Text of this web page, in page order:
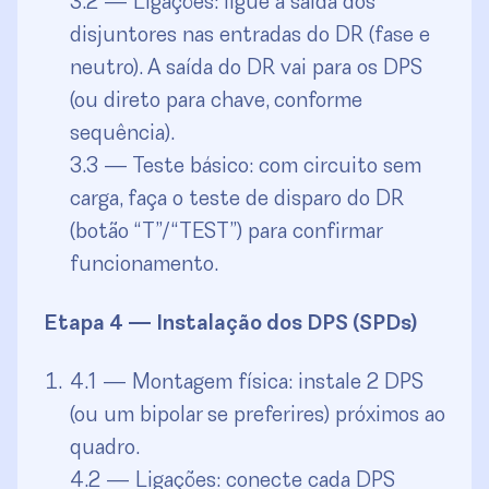
disjuntores nas entradas do DR (fase e
neutro). A saída do DR vai para os DPS
(ou direto para chave, conforme
sequência).
3.3 — Teste básico: com circuito sem
carga, faça o teste de disparo do DR
(botão “T”/“TEST”) para confirmar
funcionamento.
Etapa 4 — Instalação dos DPS (SPDs)
4.1 — Montagem física: instale 2 DPS
(ou um bipolar se preferires) próximos ao
quadro.
4.2 — Ligações: conecte cada DPS